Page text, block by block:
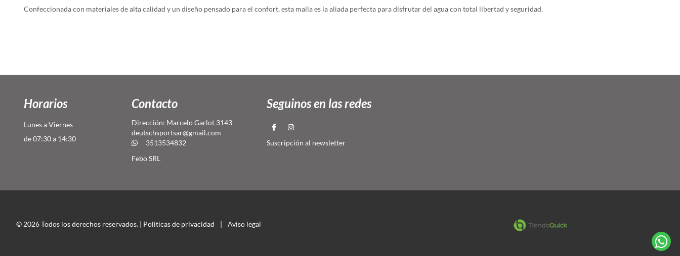
Confeccionada con materiales de alta calidad y un diseño pensado para el confort, esta malla es la aliada perfecta para disfrutar del agua con total libertad y seguridad.
Horarios
Lunes a Viernes
de 07:30 a 14:30
Contacto
Dirección: Marcelo Garlot 3143
deutschsportsar@gmail.com
3513534832
Febo SRL
Seguinos en las redes
Suscripción al newsletter
© 2026 Todos los derechos reservados. | Politicas de privacidad | Aviso legal